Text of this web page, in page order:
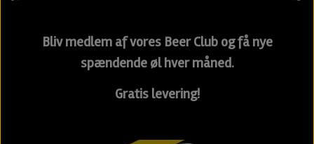
Bliv medlem af vores Beer Club og få nye
spændende øl hver måned.
Gratis levering!